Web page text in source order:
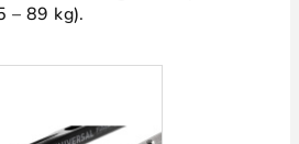
– 89 kg).